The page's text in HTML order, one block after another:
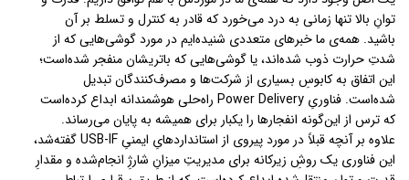
توانِ بالا تنها زمانی به درد می‌خورد که قادر به کنترل و تسلط بر آن
باشید. همه‌ی ما خبرهای متعددی شنیده‌ایم در مورد گوشی‌هایی که از
شدتِ حرارت ذوب شده‌اند، یا گوشی‌هایی که باتریشان منفجر شده‌است؛
این اتفاق به کابوسِ بسیاری از شرکت‌ها و مصرف‌کنندگان تبدیل‌
شده‌است. فناوریِ Power Delivery راه‌حلی هوشمندانه ابداع کرده‌است
که ترس از این‌گونه انفجارها را یکبار برای همیشه به پایان می‌رساند.
علاوه بر آنچه قبلاً در مورد پیروی از استانداردهایِ ایمنیِ USB-IF گفته‌شد،
این فناوری یک روشِ زیرکانه برای مدیریتِ میزانِ شارژِ انجام‌شده و مقدارِ